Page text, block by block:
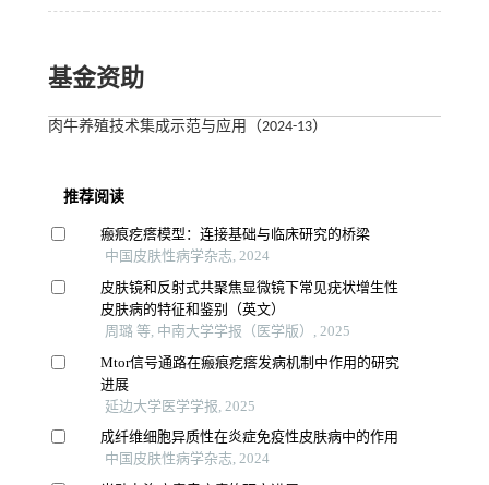
基金资助
肉牛养殖技术集成示范与应用（2024-13）